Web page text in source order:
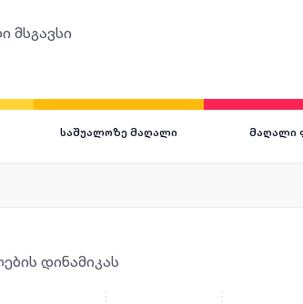
მსგავსი
საშუალოზე მაღალი მაღალი
დინამიკას